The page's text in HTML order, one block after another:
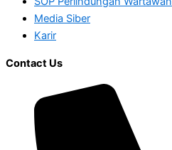
Media Siber
Karir
Contact Us